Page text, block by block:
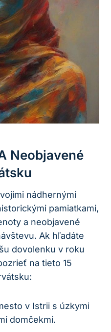
Neobjavené
nádhernými
pamiatkami,
a‌ neobjavené
Ak hľadáte
dovolenku v roku
na tieto 15
v Istrii s úzkymi
domčekmi.